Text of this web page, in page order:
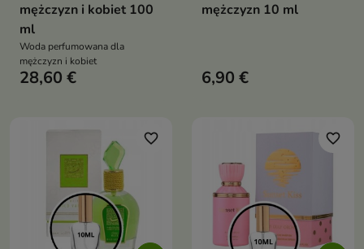
mężczyzn i kobiet 100
ml
Woda perfumowana dla
mężczyzn i kobiet
28,60 €
mężczyzn 10 ml
6,90 €
favorite_border favorite_border